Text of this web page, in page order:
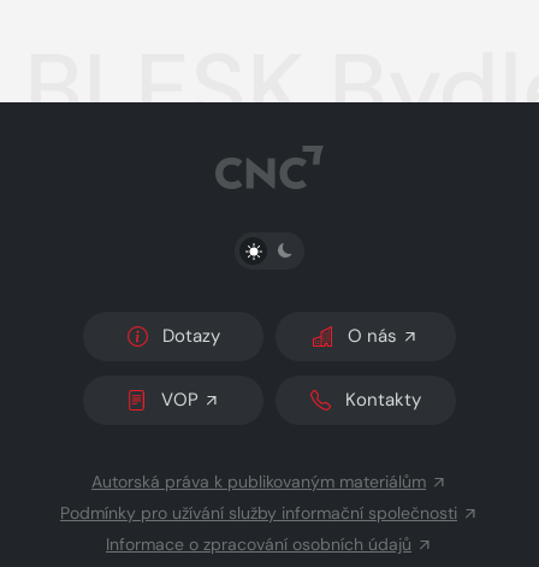
BLESK
PŘEPNOUT SVĚTLÝ/TMAVÝ REŽIM
Dotazy O nás
VOP Kontakty
Autorská práva k publikovaným materiálům
Podmínky pro užívání služby informační společnosti
Informace o zpracování osobních údajů